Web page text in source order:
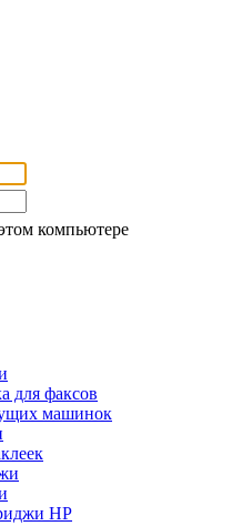
компьютере
для факсов
машинок
HP